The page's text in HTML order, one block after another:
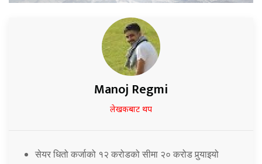
Manoj Regmi
लेखकबाट थप
सेयर धितो कर्जाको १२ करोडको सीमा २० करोड पुर्‍याइयो